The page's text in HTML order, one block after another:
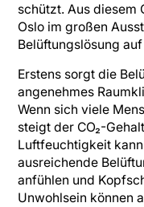
schützt. Aus diesem
Oslo im großen
Belüftungslösung
Erstens sorgt die
angenehmes
Wenn sich viele
steigt der CO₂-
Luftfeuchtigkeit
ausreichende
anfühlen und
Unwohlsein können